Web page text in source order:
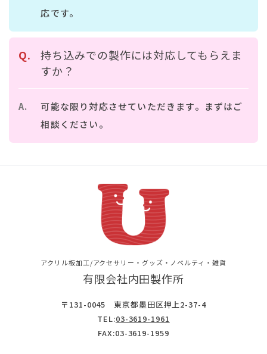
応です。
持ち込みでの製作には対応してもらえま
すか？
可能な限り対応させていただきます。まずはご
相談ください。
アクリル板加工/アクセサリー・グッズ・ノベルティ・雑貨
有限会社内田製作所
〒131-0045 東京都墨田区押上2-37-4
TEL:03-3619-1961
FAX:03-3619-1959